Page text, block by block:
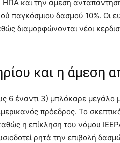
και την άμεση
παγκόσμιου δασμού 10%. Οι
διαμορφώνονται νέοι
και η άμεση
6 έναντι 3) μπλόκαρε μεγάλο
πρόεδρος. Το
η επίκληση του νόμου
ρητά την επιβολή